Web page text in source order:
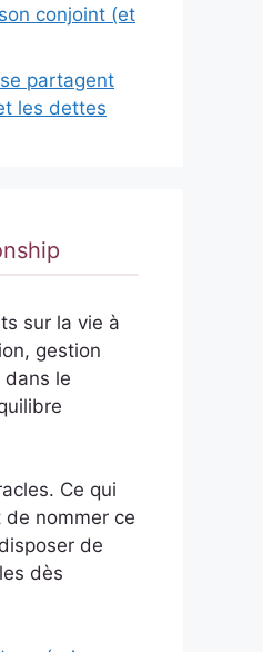
conjoint (et
partagent
les dettes
sur la vie à
gestion
le
Ce qui
de nommer ce
de
dès